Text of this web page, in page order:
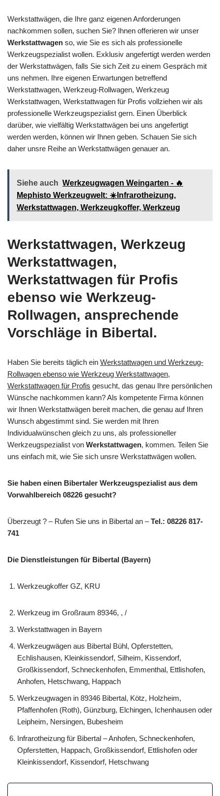
Werkstattwägen, die Ihre ganz eigenen Anforderungen
nachkommen sollen, suchen Sie? Ihnen offerieren wir unser
Werkstattwagen so, wie Sie es sich als professionelle
Werkzeugspezialist wollen. Exklusiv angefertigt werden werden
der Werkstattwägen, falls Sie sich Zeit zu einem Gespräch mit
uns nehmen. Ihre eigenen Erwartungen betreffend
Werkstattwagen, Werkzeug-Rollwagen, Werkzeug
Werkstattwagen, Werkstattwagen für Profis vollziehen wir als
professionelle Werkzeugspezialist gern. Einen Überblick
darüber, wie vielfältig Werkstattwägen bei uns angefertigt
werden werden, können wir Ihnen geben. Schauen Sie sich
daher unsre Reihe an Werkstattwägen genauer an.
Siehe auch Werkzeugwagen Weingarten - 🔥
Mephisto Werkzeugwelt: ☀️Infrarotheizung,
Werkstattwagen, Werkzeugkoffer, Werkzeug
Werkstattwagen, Werkzeug
Werkstattwagen,
Werkstattwagen für Profis
ebenso wie Werkzeug-
Rollwagen, ansprechende
Vorschläge in Bibertal.
Haben Sie bereits täglich ein Werkstattwagen und Werkzeug-
Rollwagen ebenso wie Werkzeug Werkstattwagen,
Werkstattwagen für Profis gesucht, das genau Ihre persönlichen
Wünsche nachkommen kann? Als kompetente Firma können
wir Ihnen Werkstattwägen bereit machen, die genau auf Ihren
Wunsch abgestimmt sind. Sie werden mit Ihren
Individualwünschen gleich zu uns, als professioneller
Werkzeugspezialist von Werkstattwagen, kommen. Teilen Sie
uns einfach mit, wie Sie sich unsre Werkstattwägen wollen.
Sie haben einen Bibertaler Werkzeugspezialist aus dem
Vorwahlbereich 08226 gesucht?
Überzeugt ? – Rufen Sie uns in Bibertal an –Tel.: 08226 817-
741
Die Dienstleistungen für Bibertal (Bayern)
Werkzeugkoffer GZ, KRU
Werkzeug im Großraum 89346, , /
Werkstattwagen in Bayern
Werkzeugwägen aus Bibertal Bühl, Opferstetten,
Echlishausen, Kleinkissendorf, Silheim, Kissendorf,
Großkissendorf, Schneckenhofen, Emmenthal, Ettlishofen,
Anhofen, Hetschwang, Happach
Werkzeugwagen in 89346 Bibertal, Kötz, Holzheim,
Pfaffenhofen (Roth), Günzburg, Elchingen, Ichenhausen oder
Leipheim, Nersingen, Bubesheim
Infrarotheizung für Bibertal – Anhofen, Schneckenhofen,
Opferstetten, Happach, Großkissendorf, Ettlishofen oder
Kleinkissendorf, Kissendorf, Hetschwang